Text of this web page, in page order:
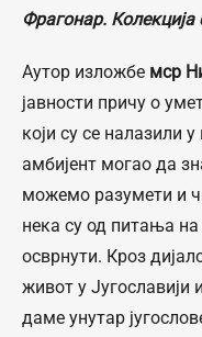
Фрагонар.
Аутор изложбе мср
јавности причу о
који су се налазили
амбијент могао да
можемо разумети и
нека су од питања на
осврнути. Кроз
живот у Југославији
даме унутар